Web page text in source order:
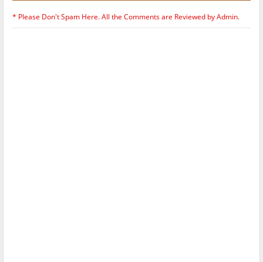
* Please Don't Spam Here. All the Comments are Reviewed by Admin.